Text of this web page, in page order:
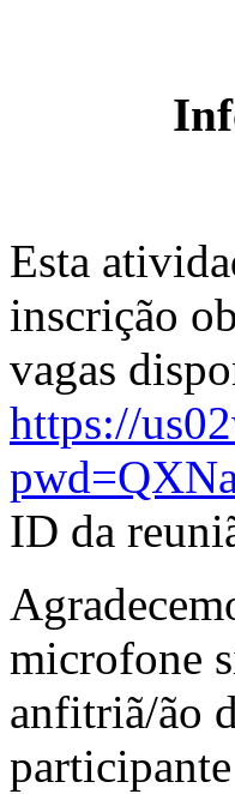
Esta
inscrição
vagas
https://
ID da
microfone
anfitriã/ão